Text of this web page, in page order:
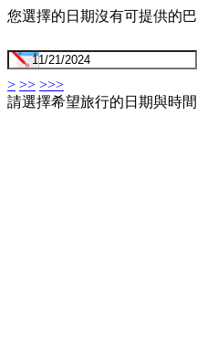
您選擇的日期沒有可提供的
> >> >>>
請選擇希望旅行的日期與時間